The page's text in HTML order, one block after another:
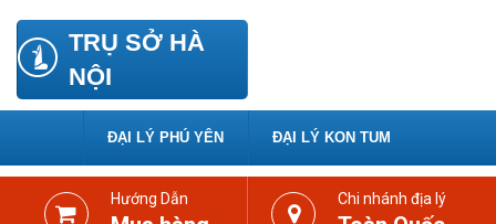
TRỤ SỞ HÀ
NỘI
ĐẠI LÝ PHÚ YÊN ĐẠI LÝ KON TUM
Hướng Dẫn Chi nhánh địa lý